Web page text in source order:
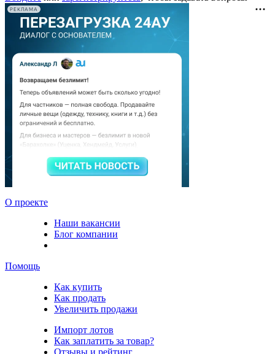
РЕКЛАМА
О проекте
Наши вакансии
Блог компании
Помощь
Как купить
Как продать
Увеличить продажи
Импорт лотов
Как заплатить за товар?
Отзывы и рейтинг